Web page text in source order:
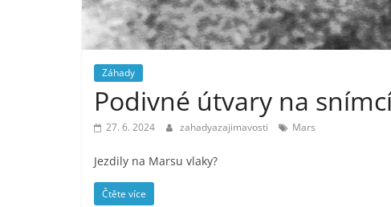
Záhady
Podivné útvary na
27. 6. 2024 zahadyazajimavosti Mars
Jezdily na Marsu vlaky?
Čtěte více